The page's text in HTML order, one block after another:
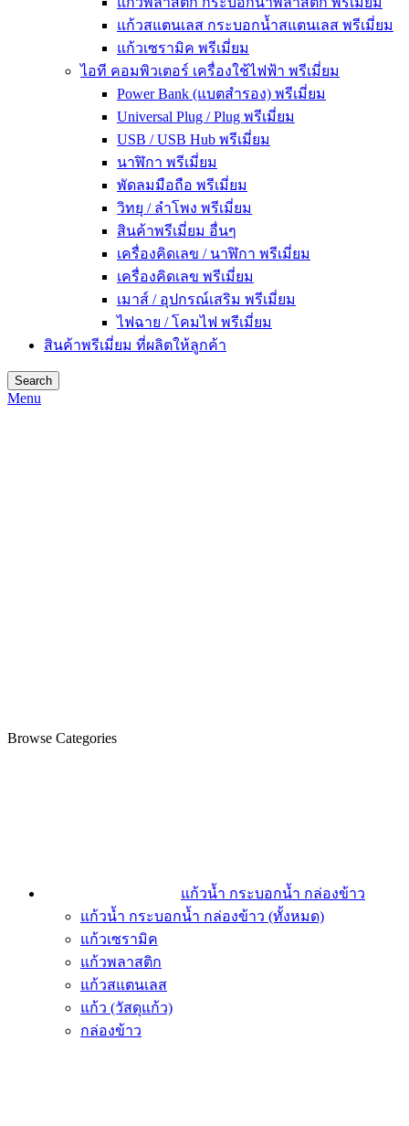
แก้วสแตนเลส กระบอกน้ำสแตนเลส พรีเมี่ยม
แก้วเซรามิค พรีเมี่ยม
ไอที คอมพิวเตอร์ เครื่องใช้ไฟฟ้า พรีเมี่ยม
Power Bank (แบตสำรอง) พรีเมี่ยม
Universal Plug / Plug พรีเมี่ยม
USB / USB Hub พรีเมี่ยม
นาฬิกา พรีเมี่ยม
พัดลมมือถือ พรีเมี่ยม
วิทยุ / ลำโพง พรีเมี่ยม
สินค้าพรีเมี่ยม อื่นๆ
เครื่องคิดเลข / นาฬิกา พรีเมี่ยม
เครื่องคิดเลข พรีเมี่ยม
เมาส์ / อุปกรณ์เสริม พรีเมี่ยม
ไฟฉาย / โคมไฟ พรีเมี่ยม
สินค้าพรีเมี่ยม ที่ผลิตให้ลูกค้า
Search
Menu
Browse Categories
แก้วน้ำ กระบอกน้ำ กล่องข้าว
แก้วน้ำ กระบอกน้ำ กล่องข้าว (ทั้งหมด)
แก้วเซรามิค
แก้วพลาสติก
แก้วสแตนเลส
แก้ว (วัสดุแก้ว)
กล่องข้าว